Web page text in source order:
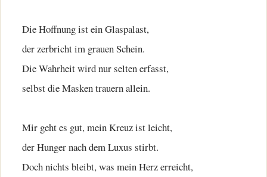
Die Hoffnung ist ein Glaspalast,
der zerbricht im grauen Schein.
Die Wahrheit wird nur selten erfasst,
selbst die Masken trauern allein.
Mir geht es gut, mein Kreuz ist leicht,
der Hunger nach dem Luxus stirbt.
Doch nichts bleibt, was mein Herz erreicht,